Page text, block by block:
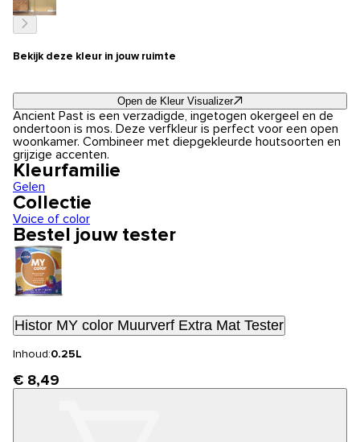
Bekijk deze kleur in jouw ruimte
Open de Kleur Visualizer
Ancient Past is een verzadigde, ingetogen okergeel en de
ondertoon is mos. Deze verfkleur is perfect voor een open
woonkamer. Combineer met diepgekleurde houtsoorten en
grijzige accenten.
Kleurfamilie
Gelen
Collectie
Voice of color
Bestel jouw tester
Histor MY color Muurverf Extra Mat Tester
Inhoud:0.25L
€ 8,49